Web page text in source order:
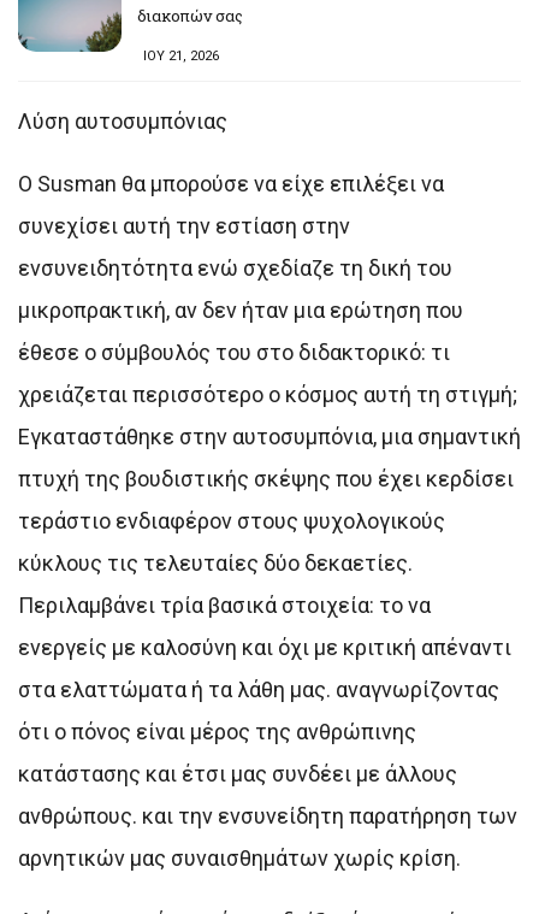
διακοπών σας
ΙΟΥ 21, 2026
Λύση αυτοσυμπόνιας
Ο Susman θα μπορούσε να είχε επιλέξει να
συνεχίσει αυτή την εστίαση στην
ενσυνειδητότητα ενώ σχεδίαζε τη δική του
μικροπρακτική, αν δεν ήταν μια ερώτηση που
έθεσε ο σύμβουλός του στο διδακτορικό: τι
χρειάζεται περισσότερο ο κόσμος αυτή τη στιγμή;
Εγκαταστάθηκε στην αυτοσυμπόνια, μια σημαντική
πτυχή της βουδιστικής σκέψης που έχει κερδίσει
τεράστιο ενδιαφέρον στους ψυχολογικούς
κύκλους τις τελευταίες δύο δεκαετίες.
Περιλαμβάνει τρία βασικά στοιχεία: το να
ενεργείς με καλοσύνη και όχι με κριτική απέναντι
στα ελαττώματα ή τα λάθη μας. αναγνωρίζοντας
ότι ο πόνος είναι μέρος της ανθρώπινης
κατάστασης και έτσι μας συνδέει με άλλους
ανθρώπους. και την ενσυνείδητη παρατήρηση των
αρνητικών μας συναισθημάτων χωρίς κρίση.